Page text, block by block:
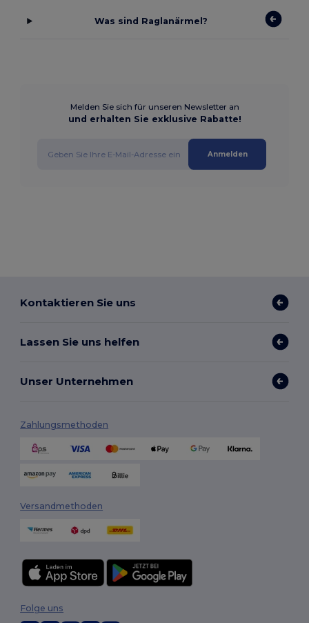
Was sind Raglanärmel?
Melden Sie sich für unseren Newsletter an
und erhalten Sie exklusive Rabatte!
Anmelden
Kontaktieren Sie uns
Lassen Sie uns helfen
Unser Unternehmen
Zahlungsmethoden
Versandmethoden
Folge uns